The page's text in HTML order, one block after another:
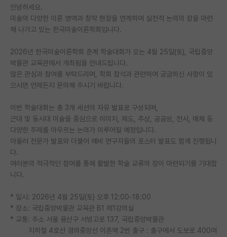
장학금/장학생 게시판
학술 정보 게시판
커리어
유학교육
이벤트
반도체 아카데미
재팬라운지 🌸
안녕하세요.
미술의 다양한 이론 영역과 창작 현장을 연계하여 실천적 논의의 장을 마련
해 나가고 있는 한국미술이론학회입니다.
2026년 한국미술이론학회 춘계 학술대회가 오는 4월 25일(토), 국립중앙
박물관 교육관에서 개최됨을 안내드립니다.
많은 관심과 참여를 부탁드리며, 학회 참석과 관련하여 궁금하신 사항이 있
으시면 언제든지 문의해 주시기 바랍니다.
이번 학술대회는 총 3개 세션의 자유 발표로 구성되며,
근대 및 동시대 미술을 중심으로 이미지, 제도, 추상, 공공성, 전시, 매체 등
다양한 주제를 아우르는 논의가 이루어질 예정입니다.
아울러 전문가 발표와 더불어 예비 연구자들의 포스터 발표도 함께 진행됩니
다.
여러분의 적극적인 참여를 통해 활발한 학술 교류의 장이 마련되기를 기대합
니다.
* 일시: 2026년 4월 25일(토) 오후 12:00-18:00
* 장소: 국립중앙박물관 교육관 B1 제1강의실
* 교통: 주소 서울 용산구 서빙고로 137, 국립중앙박물관
지하철 4호선 경의중앙선 이촌역 2번 출구 : 출구에서 도보로 400여